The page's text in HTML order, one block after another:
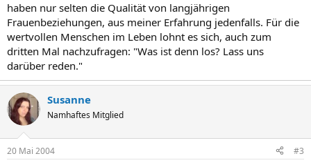
haben nur selten die Qualität von langjährigen
Frauenbeziehungen, aus meiner Erfahrung jedenfalls. Für die
wertvollen Menschen im Leben lohnt es sich, auch zum
dritten Mal nachzufragen: "Was ist denn los? Lass uns
darüber reden."
Susanne
Namhaftes Mitglied
20 Mai 2004 #3